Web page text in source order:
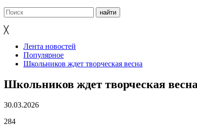
╳
Лента новостей
Популярное
Школьников ждет творческая весна
Школьников ждет творческая весна
30.03.2026
284